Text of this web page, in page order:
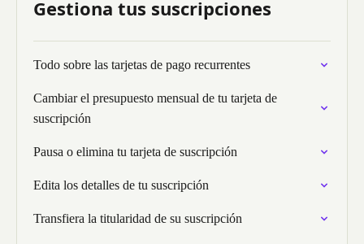
Gestiona tus suscripciones
Todo sobre las tarjetas de pago recurrentes
Cambiar el presupuesto mensual de tu tarjeta de
suscripción
Pausa o elimina tu tarjeta de suscripción
Edita los detalles de tu suscripción
Transfiera la titularidad de su suscripción